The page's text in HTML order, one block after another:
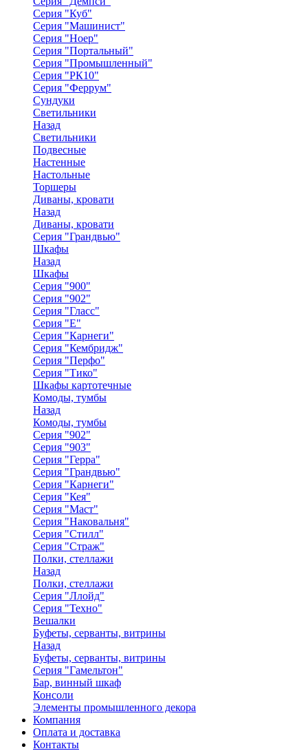
Серия "Куб"
Серия "Машинист"
Серия "Ноер"
Серия "Портальный"
Серия "Промышленный"
Серия "РК10"
Серия "Феррум"
Сундуки
Светильники
Назад
Светильники
Подвесные
Настенные
Настольные
Торшеры
Диваны, кровати
Назад
Диваны, кровати
Серия "Грандвью"
Шкафы
Назад
Шкафы
Серия "900"
Серия "902"
Серия "Гласс"
Серия "Е"
Серия "Карнеги"
Серия "Кембридж"
Серия "Перфо"
Серия "Тико"
Шкафы картотечные
Комоды, тумбы
Назад
Комоды, тумбы
Серия "902"
Серия "903"
Серия "Герра"
Серия "Грандвью"
Серия "Карнеги"
Серия "Кея"
Серия "Маст"
Серия "Наковальня"
Серия "Стилл"
Серия "Страж"
Полки, стеллажи
Назад
Полки, стеллажи
Серия "Ллойд"
Серия "Техно"
Вешалки
Буфеты, серванты, витрины
Назад
Буфеты, серванты, витрины
Серия "Гамельтон"
Бар, винный шкаф
Консоли
Элементы промышленного декора
Компания
Оплата и доставка
Контакты